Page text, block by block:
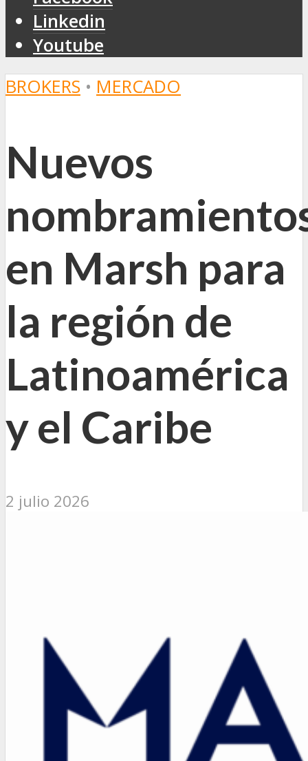
Linkedin
Youtube
BROKERS • MERCADO
Nuevos
en Marsh para
la región de
Latinoamérica
y el Caribe
2 julio 2026